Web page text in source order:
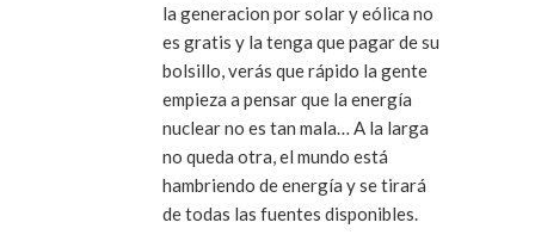
la generacion por solar y eólica no
es gratis y la tenga que pagar de su
bolsillo, verás que rápido la gente
empieza a pensar que la energía
nuclear no es tan mala… A la larga
no queda otra, el mundo está
hambriendo de energía y se tirará
de todas las fuentes disponibles.